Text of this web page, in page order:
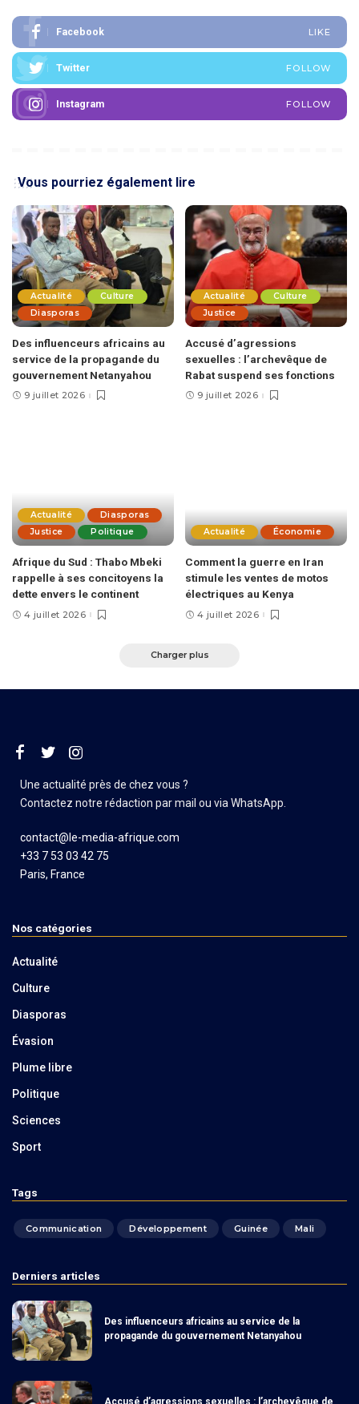
Facebook LIKE
Twitter FOLLOW
Instagram FOLLOW
Vous pourriez également lire
Actualité
Culture
Diasporas
Des influenceurs africains au
service de la propagande du
gouvernement Netanyahou
9 juillet 2026
Actualité
Culture
Justice
Accusé d’agressions
sexuelles : l’archevêque de
Rabat suspend ses fonctions
9 juillet 2026
Actualité
Diasporas
Justice
Politique
Afrique du Sud : Thabo Mbeki
rappelle à ses concitoyens la
dette envers le continent
4 juillet 2026
Actualité Économie
Comment la guerre en Iran
stimule les ventes de motos
électriques au Kenya
4 juillet 2026
Charger plus
Une actualité près de chez vous ?
Contactez notre rédaction par mail ou via WhatsApp.
contact@le-media-afrique.com
+33 7 53 03 42 75
Paris, France
Nos catégories
Actualité
Culture
Diasporas
Évasion
Plume libre
Politique
Sciences
Sport
Tags
Communication Développement Guinée Mali
Derniers articles
Des influenceurs africains au service de la
propagande du gouvernement Netanyahou